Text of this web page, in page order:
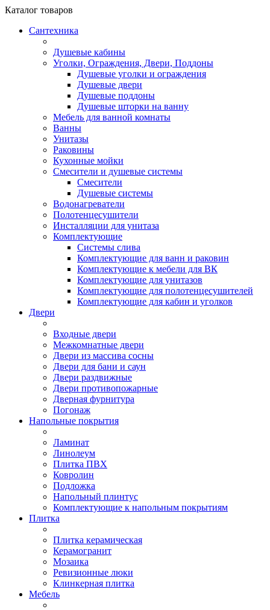
Каталог товаров
Сантехника
Душевые кабины
Уголки, Ограждения, Двери, Поддоны
Душевые уголки и ограждения
Душевые двери
Душевые поддоны
Душевые шторки на ванну
Мебель для ванной комнаты
Ванны
Унитазы
Раковины
Кухонные мойки
Смесители и душевые системы
Смесители
Душевые системы
Водонагреватели
Полотенцесушители
Инсталляции для унитаза
Комплектующие
Системы слива
Комплектующие для ванн и раковин
Комплектующие к мебели для ВК
Комплектующие для унитазов
Комплектующие для полотенцесушителей
Комплектующие для кабин и уголков
Двери
Входные двери
Межкомнатные двери
Двери из массива сосны
Двери для бани и саун
Двери раздвижные
Двери противопожарные
Дверная фурнитура
Погонаж
Напольные покрытия
Ламинат
Линолеум
Плитка ПВХ
Ковролин
Подложка
Напольный плинтус
Комплектующие к напольным покрытиям
Плитка
Плитка керамическая
Керамогранит
Мозаика
Ревизионные люки
Клинкерная плитка
Мебель